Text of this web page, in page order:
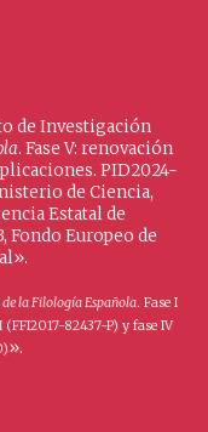
de Investigación
. Fase V: renovación
PID2024-
de Ciencia,
Estatal de
Fondo Europeo de
la Filología Española. Fase I
(FFI2017-82437-P) y fase IV
».